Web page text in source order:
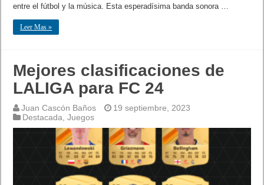
entre el fútbol y la música. Esta esperadísima banda sonora …
Leer Mas »
Mejores clasificaciones de
LALIGA para FC 24
Juan Cascón Baños
19 septiembre, 2023
Destacada ,Juegos